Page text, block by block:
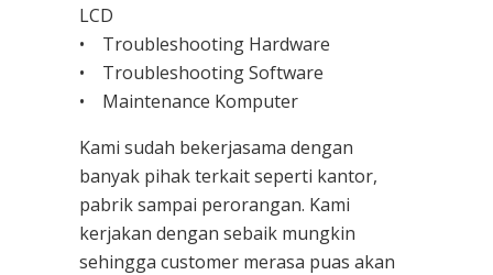
LCD
• Troubleshooting Hardware
• Troubleshooting Software
• Maintenance Komputer
Kami sudah bekerjasama dengan
banyak pihak terkait seperti kantor,
pabrik sampai perorangan. Kami
kerjakan dengan sebaik mungkin
sehingga customer merasa puas akan